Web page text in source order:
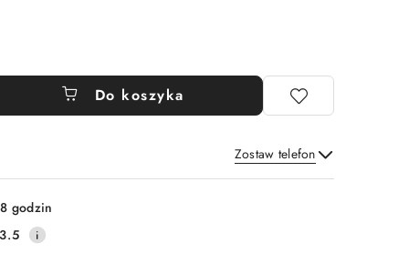
Do koszyka
Zostaw telefon
Wyślij
godzin